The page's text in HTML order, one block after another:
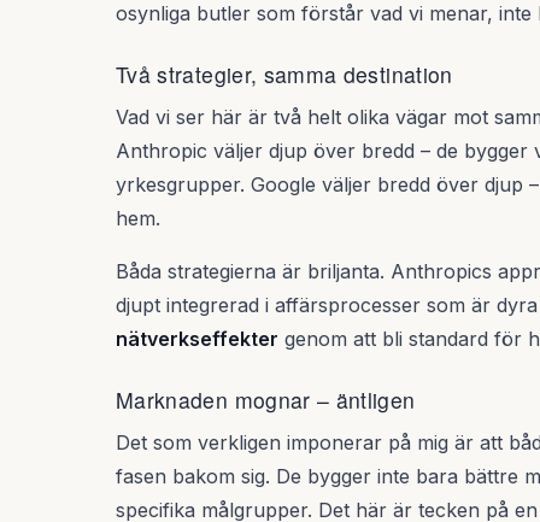
osynliga butler som förstår vad vi menar, inte
Två strategier, samma destination
Vad vi ser här är två helt olika vägar mot
Anthropic väljer djup över bredd – de
yrkesgrupper. Google väljer bredd över djup
hem.
Båda strategierna är briljanta. Anthropics
djupt integrerad i affärsprocesser som är
nätverkseffekter genom att bli standard för
Marknaden mognar – äntligen
Det som verkligen imponerar på mig är att
fasen bakom sig. De bygger inte bara bättre
specifika målgrupper. Det här är tecken på